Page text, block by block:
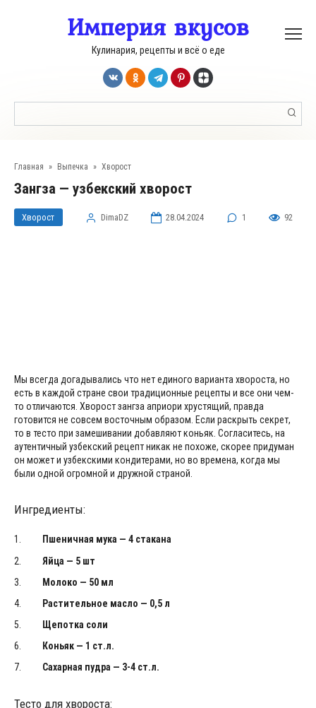
Империя вкусов
Кулинария, рецепты и всё о еде
Главная » Выпечка » Хворост
Зангза — узбекский хворост
Хворост DimaDZ 28.04.2024 1 92
Мы всегда догадывались что нет единого варианта хвороста, но
есть в каждой стране свои традиционные рецепты и все они чем-
то отличаются. Хворост зангза априори хрустящий, правда
готовится не совсем восточным образом. Если раскрыть секрет,
то в тесто при замешивании добавляют коньяк. Согласитесь, на
аутентичный узбекский рецепт никак не похоже, скорее придуман
он может и узбекскими кондитерами, но во времена, когда мы
были одной огромной и дружной страной.
Ингредиенты:
Пшеничная мука — 4 стакана
Яйца — 5 шт
Молоко — 50 мл
Растительное масло — 0,5 л
Щепотка соли
Коньяк — 1 ст.л.
Сахарная пудра — 3-4 ст.л.
Тесто для хвороста: